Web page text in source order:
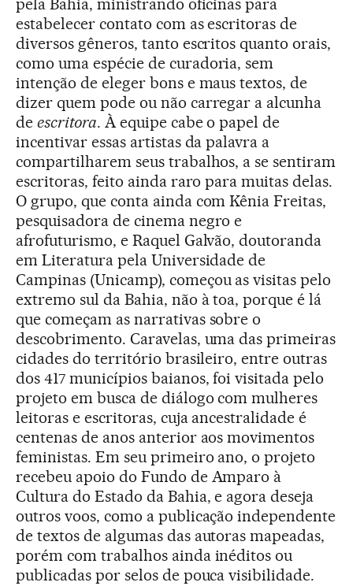
pela Bahia, ministrando oficinas para
estabelecer contato com as escritoras de
diversos gêneros, tanto escritos quanto orais,
como uma espécie de curadoria, sem
intenção de eleger bons e maus textos, de
dizer quem pode ou não carregar a alcunha
de escritora. À equipe cabe o papel de
incentivar essas artistas da palavra a
compartilharem seus trabalhos, a se sentiram
escritoras, feito ainda raro para muitas delas.
O grupo, que conta ainda com Kênia Freitas,
pesquisadora de cinema negro e
afrofuturismo, e Raquel Galvão, doutoranda
em Literatura pela Universidade de
Campinas (Unicamp), começou as visitas pelo
extremo sul da Bahia, não à toa, porque é lá
que começam as narrativas sobre o
descobrimento. Caravelas, uma das primeiras
cidades do território brasileiro, entre outras
dos 417 municípios baianos, foi visitada pelo
projeto em busca de diálogo com mulheres
leitoras e escritoras, cuja ancestralidade é
centenas de anos anterior aos movimentos
feministas. Em seu primeiro ano, o projeto
recebeu apoio do Fundo de Amparo à
Cultura do Estado da Bahia, e agora deseja
outros voos, como a publicação independente
de textos de algumas das autoras mapeadas,
porém com trabalhos ainda inéditos ou
publicadas por selos de pouca visibilidade.